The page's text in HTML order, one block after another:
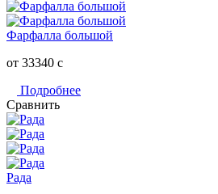
Фарфалла большой
от 33340 c
Подробнее
Сравнить
Рада